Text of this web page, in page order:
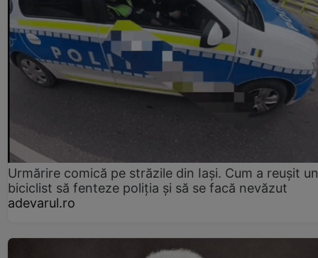
Urmărire comică pe străzile din Iași. Cum a reușit un
biciclist să fenteze poliția și să se facă nevăzut
adevarul.ro